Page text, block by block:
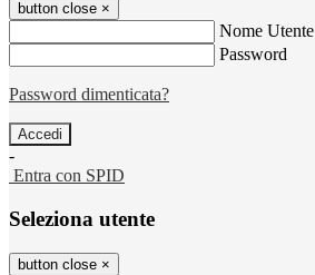
button close ×
Nome Utente
Password
Password dimenticata?
-
Entra con SPID
Seleziona utente
button close ×